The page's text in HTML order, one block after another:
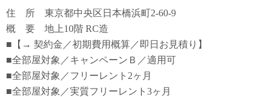
住 所 東京都中央区日本橋浜町2-60-9
概 要 地上10階 RC造
■【→ 契約金／初期費用概算／即日お見積り】
■全部屋対象／キャンペーンＢ／適用可
■全部屋対象／フリーレント2ヶ月
■全部屋対象／実質フリーレント3ヶ月